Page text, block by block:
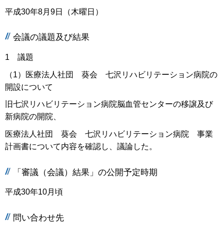
平成30年8月9日（木曜日）
会議の議題及び結果
1 議題
（1）医療法人社団 葵会 七沢リハビリテーション病院の
開設について
旧七沢リハビリテーション病院脳血管センターの移譲及び
新病院の開院、
医療法人社団 葵会 七沢リハビリテーション病院 事業
計画書について内容を確認し、議論した。
「審議（会議）結果」の公開予定時期
平成30年10月頃
問い合わせ先